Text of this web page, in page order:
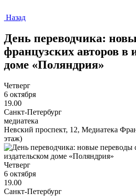
Назад
День переводчика:
французских авторов в
доме «Поляндрия»
Четверг
6 октября
19.00
Санкт-Петербург
медиатека
Невский проспект, 12, Медиатека
этаж)
Четверг
6 октября
19.00
Санкт-Петербург